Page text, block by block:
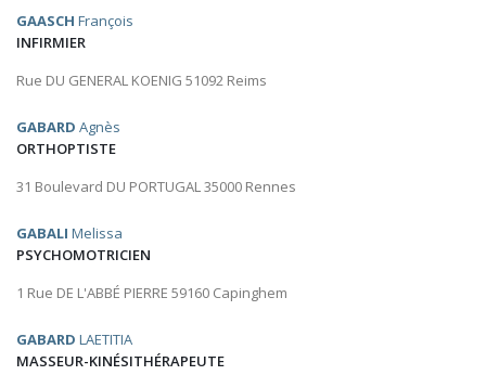
GAASCH François
INFIRMIER
Rue DU GENERAL KOENIG 51092 Reims
GABARD Agnès
ORTHOPTISTE
31 Boulevard DU PORTUGAL 35000 Rennes
GABALI Melissa
PSYCHOMOTRICIEN
1 Rue DE L'ABBÉ PIERRE 59160 Capinghem
GABARD LAETITIA
MASSEUR-KINÉSITHÉRAPEUTE